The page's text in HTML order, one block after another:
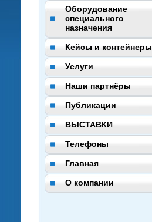
Оборудование
специального
назначения
Кейсы и контейнеры
Услуги
Наши партнёры
Публикации
ВЫСТАВКИ
Телефоны
Главная
О компании